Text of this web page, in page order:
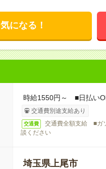
気になる！
時給1550円～ ■日払い
交通費別途支給あり
交通費
交通費全額支給 ■ガ
談ください
埼玉県上尾市